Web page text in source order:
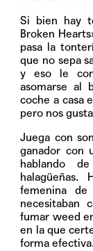
Si bien hay
Broken
pasa la
que no sepa
y eso le
asomarse al
coche a casa
pero nos
Juega con
ganador con
hablando
femenina
necesitaban
fumar weed
en la que
forma